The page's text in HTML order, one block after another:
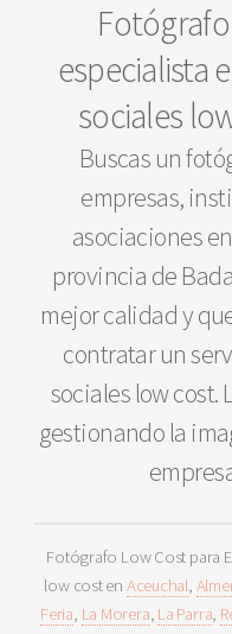
especialista
sociales
Buscas un
empresas,
asociaciones
provincia de
mejor calidad y
contratar un
sociales low cost.
gestionando la
Fotógrafo Low Cost para
low cost en Aceuchal,
Feria, La Morera, La Parra,